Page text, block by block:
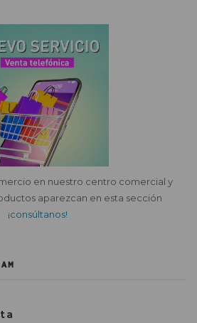
en nuestro centro comercial y
aparezcan en esta sección
¡consúltanos!